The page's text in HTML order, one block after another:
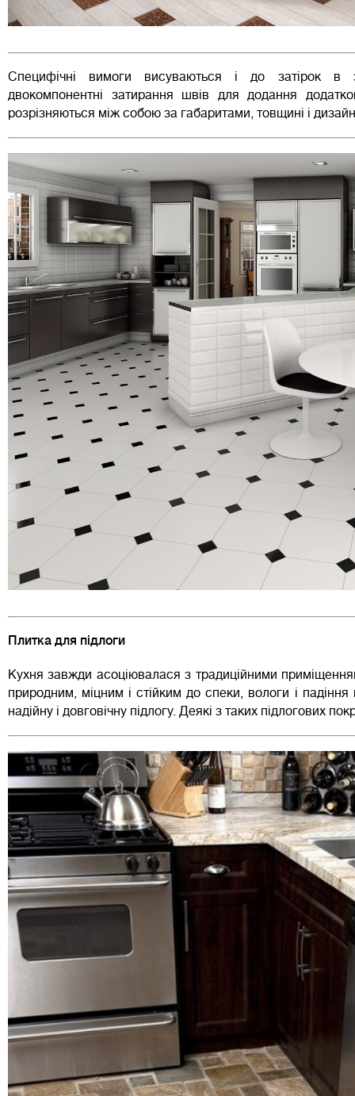
Специфічні вимоги висуваються і до затірок в
двокомпонентні затирання швів для додання
розрізняються між собою за габаритами, товщині і
Плитка для підлоги
Кухня завжди асоціювалася з традиційними
природним, міцним і стійким до спеки, вологи і
надійну і довговічну підлогу. Деякі з таких підлогових